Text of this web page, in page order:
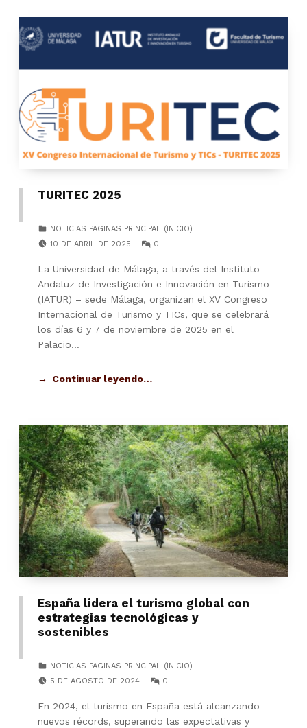
TURITEC 2025
NOTICIAS PAGINAS PRINCIPAL (INICIO)
10 DE ABRIL DE 2025 0
La Universidad de Málaga, a través del Instituto
Andaluz de Investigación e Innovación en Turismo
(IATUR) – sede Málaga, organizan el XV Congreso
Internacional de Turismo y TICs, que se celebrará
los días 6 y 7 de noviembre de 2025 en el
Palacio…
Continuar leyendo…
España lidera el turismo global con
estrategias tecnológicas y
sostenibles
NOTICIAS PAGINAS PRINCIPAL (INICIO)
5 DE AGOSTO DE 2024 0
En 2024, el turismo en España está alcanzando
nuevos récords, superando las expectativas y